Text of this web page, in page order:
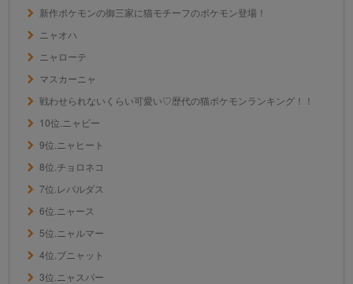
新作ポケモンの御三家に猫モチーフのポケモン登場！
ニャオハ
ニャローテ
マスカーニャ
戦わせられないくらい可愛い♡歴代の猫ポケモンランキング！！
10位.ニャビー
9位.ニャヒート
8位.チョロネコ
7位.レパルダス
6位.ニャース
5位.ニャルマー
4位.ブニャット
3位.ニャスパー